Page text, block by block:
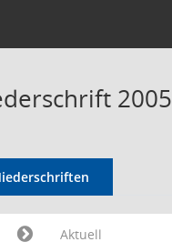
2005
Aktuell